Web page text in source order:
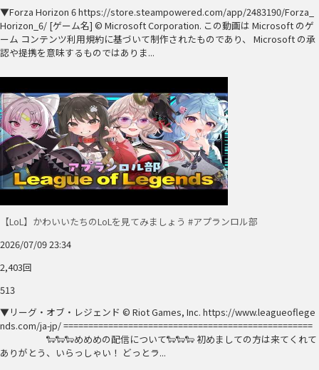
▼Forza Horizon 6 https://store.steampowered.com/app/2483190/Forza_
Horizon_6/ [ゲーム名] © Microsoft Corporation. この動画は Microsoft のゲ
ーム コンテンツ利用規約に基づいて制作されたものであり、 Microsoft の承
認や提携を意味するものではありま...
【LoL】かわいいたちのLoLを見てみましょう #アプランロル部
2026/07/09 23:34
2,403回
513
▼リーグ・オブ・レジェンド © Riot Games, Inc. https://www.leagueoflege
nds.com/ja-jp/ ==================================================
🐑🐑🐑めめめの配信について🐑🐑🐑 初めましての方は来てくれて
ありがとう、いらっしゃい！ どっとラ...